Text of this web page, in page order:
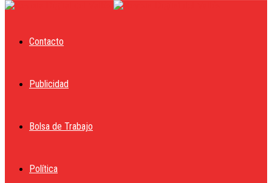
Contacto
Publicidad
Bolsa de Trabajo
Política